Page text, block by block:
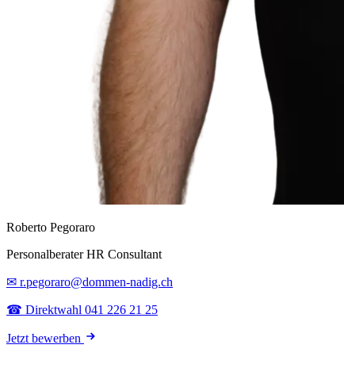
Roberto Pegoraro
Personalberater HR Consultant
✉ r.pegoraro@dommen-nadig.ch
☎ Direktwahl 041 226 21 25
Jetzt bewerben